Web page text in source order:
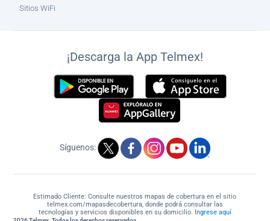
Sitios WiFi
¡Descarga la App Telmex!
Síguenos:
Estimado Cliente: Consulte nuestros mapas de cobertura en el sitio
telmex.com/mapasdecobertura, donde podrá consultar las
tecnologías y servicios disponibles en su domicilio. Ingrese aquí